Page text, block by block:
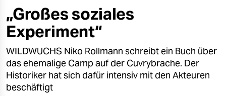
öko
gesellschaft
kultur
sport
„Großes soziales
Experiment“
WILDWUCHS Niko Rollmann schreibt ein Buch über
das ehemalige Camp auf der Cuvrybrache. Der
Historiker hat sich dafür intensiv mit den Akteuren
beschäftigt